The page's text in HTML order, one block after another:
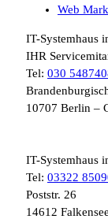
Web
IT-Systemhaus
IHR
Tel: 030
10707 Berlin –
IT-Systemhaus
Tel: 03322
Poststr. 26
14612